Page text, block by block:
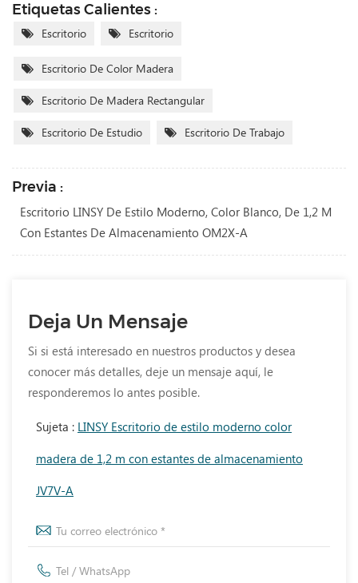
Etiquetas Calientes :
Escritorio Escritorio
Escritorio De Color Madera
Escritorio De Madera Rectangular
Escritorio De Estudio Escritorio De Trabajo
Previa :
Escritorio LINSY De Estilo Moderno, Color Blanco, De 1,2 M
Con Estantes De Almacenamiento OM2X-A
Deja Un Mensaje
Si si está interesado en nuestros productos y desea
conocer más detalles, deje un mensaje aquí, le
responderemos lo antes posible.
Sujeta : LINSY Escritorio de estilo moderno color
madera de 1,2 m con estantes de almacenamiento
JV7V-A